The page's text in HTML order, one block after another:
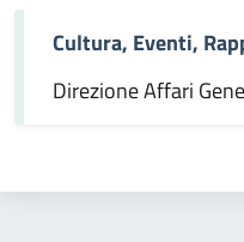
Cultura, Eventi,
Direzione Affari